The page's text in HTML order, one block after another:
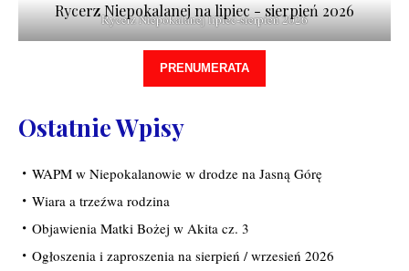
Rycerz Niepokalanej lipiec-sierpień 2026
Rycerz Niepokalanej na lipiec - sierpień 2026
PRENUMERATA
Ostatnie Wpisy
WAPM w Niepokalanowie w drodze na Jasną Górę
Wiara a trzeźwa rodzina
Objawienia Matki Bożej w Akita cz. 3
Ogłoszenia i zaproszenia na sierpień / wrzesień 2026